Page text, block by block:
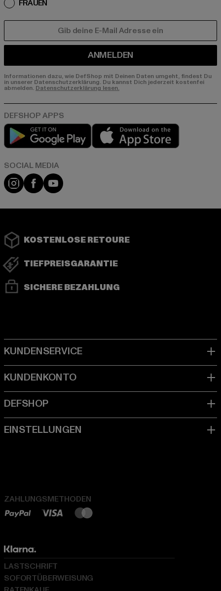
FRAUEN
ANMELDEN
Informationen dazu, wie DefShop mit Deinen Daten umgeht, findest Du
in unserer Datenschutzerklärung. Du kannst Dich jederzeit kostenfei
abmelden. Datenschutzerklärung lesen.
Play market
Instagram
FacebookYouTube
KOSTENLOSE RETOURE
TIEFPREISGARANTIE
SICHERE BEZAHLUNG
ZAHLUNGSMETHODEN
LASTSCHRIFT
SOFORTÜBERWEISUNG